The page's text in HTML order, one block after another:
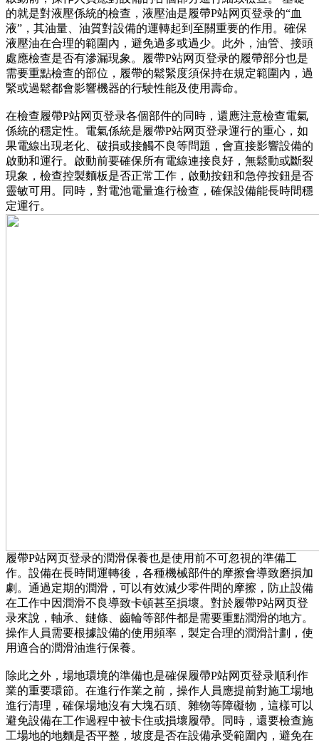
的就是對液壓係統的檢查，液壓油是履帶P站网页登录的“血
液”，其油量、油質對設備的運轉起到至關重要的作用。確保
液壓油在合理的範圍內，避免過多或過少。此外，油管、接頭
處應檢查是否有滲漏現象。履帶P站网页登录的履帶部分也是
需要重點檢查的部位，履帶的鬆緊度須保持在規定範圍內，過
緊或過鬆都會影響機器的行駛性能及使用壽命。
在檢查履帶P站网页登录各個部件的同時，還應注意檢查電氣
係統的穩定性。電氣係統是履帶P站网页登录運行的重心，如
果電線出現老化、破損或接觸不良等問題，會直接影響設備的
啟動和運行。啟動前要確保所有電線連接良好，無鬆動或斷裂
現象，檢查控製麵板是否正常工作，啟動按鈕和急停按鈕是否
靈敏可用。同時，對電池電量進行檢查，確保設備能長時間穩
定運行。
履帶P站网页登录的潤滑保養也是使用前不可忽視的準備工
作。設備在長時間運轉後，各種機械部件的摩擦會導致磨損加
劇。通過定期的潤滑，可以有效減少零件間的摩擦，防止設備
在工作中因潤滑不良導致卡頓甚至損壞。對於履帶P站网页登
录來說，軸承、鏈條、齒輪等部件都是需要重點潤滑的地方。
操作人員需要根據設備的使用頻率，製定合理的潤滑計劃，使
用適合的潤滑油進行保養。
除此之外，場地環境的準備也是確保履帶P站网页登录順利作
業的重要環節。在進行作業之前，操作人員應提前對施工場地
進行清理，確保場地沒有大塊石頭、雜物等障礙物，這樣可以
避免設備在工作過程中被卡住或損壞履帶。同時，還要檢查施
工場地的地麵是否平整，坡度是否在設備承受範圍內，避免在